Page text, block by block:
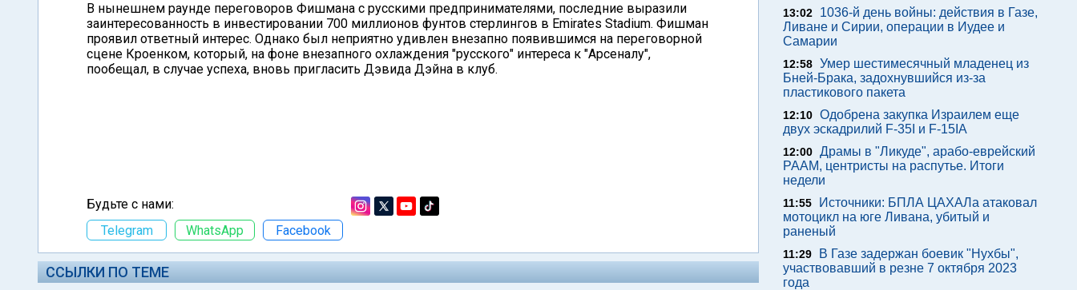
В нынешнем раунде переговоров Фишмана с русскими предпринимателями, последние выразили
заинтересованность в инвестировании 700 миллионов фунтов стерлингов в Emirates Stadium. Фишман
проявил ответный интерес. Однако был неприятно удивлен внезапно появившимся на переговорной
сцене Кроенком, который, на фоне внезапного охлаждения "русского" интереса к "Арсеналу",
пообещал, в случае успеха, вновь пригласить Дэвида Дэйна в клуб.
Будьте с нами:
Telegram
WhatsApp Facebook
ССЫЛКИ ПО ТЕМЕ
13:02
1036-й день войны: действия в Газе,
Ливане и Сирии, операции в Иудее и
Самарии
12:58 Умер шестимесячный младенец из
Бней-Брака, задохнувшийся из-за
пластикового пакета
12:10 Одобрена закупка Израилем еще
двух эскадрилий F-35I и F-15IA
12:00 Драмы в "Ликуде", арабо-еврейский
РААМ, центристы на распутье. Итоги
недели
11:55
Источники: БПЛА ЦАХАЛа атаковал
мотоцикл на юге Ливана, убитый и
раненый
11:29
В Газе задержан боевик "Нухбы",
участвовавший в резне 7 октября 2023
года